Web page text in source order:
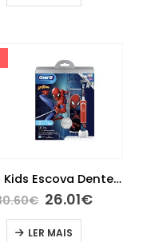
Oral B Kids Escova Dentes Eletrica SpiderMan+Estojo
€ 26.01€
LER MAIS